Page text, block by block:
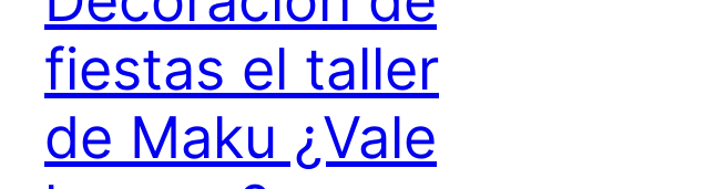
fiestas el taller
de Maku ¿Vale